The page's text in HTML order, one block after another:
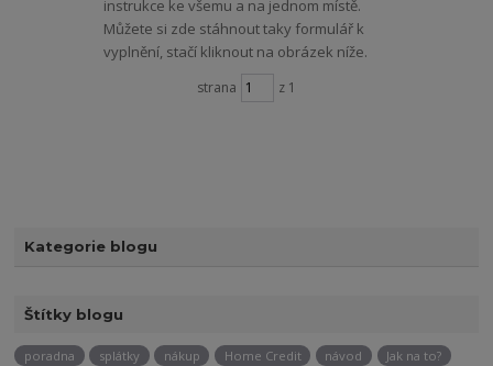
Kategorie blogu
Štítky blogu
poradna splátky nákup Home Credit návod
Jak na to?
instrukce ke všemu a na jednom místě.
Můžete si zde stáhnout taky formulář k
vyplnění, stačí kliknout na obrázek níže.
strana z 1